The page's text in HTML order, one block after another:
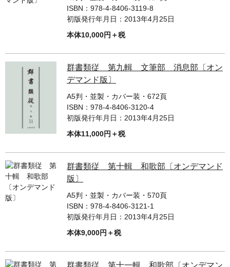
美本なし
ISBN： 978-4-8406-3119-8
初版発行年月日： 2013年4月25日
本体10,000円＋税
群書類従 第九輯 文筆部 消息部〔オン
デマンド版〕
A5判・並製・カバー装・672頁
ISBN： 978-4-8406-3120-4
初版発行年月日： 2013年4月25日
本体11,000円＋税
群書類従 第十輯 和歌部〔オンデマンド
版〕
A5判・並製・カバー装・570頁
ISBN： 978-4-8406-3121-1
初版発行年月日： 2013年4月25日
本体9,000円＋税
群書類従 第十一輯 和歌部〔オンデマン